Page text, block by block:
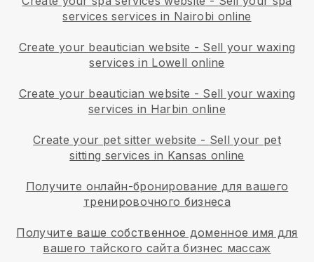
services services in Nairobi online
Create your beautician website - Sell your waxing
services in Lowell online
Create your beautician website - Sell your waxing
services in Harbin online
Create your pet sitter website - Sell your pet
sitting services in Kansas online
Получите онлайн-бронирование для вашего
тренировочного бизнеса
Получите ваше собственное доменное имя для
вашего тайского сайта бизнес массаж